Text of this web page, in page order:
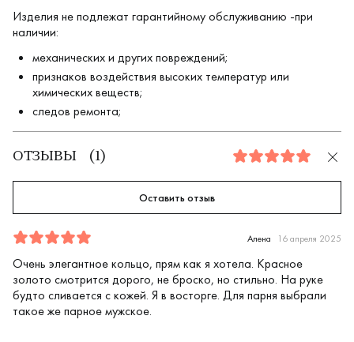
Изделия не подлежат гарантийному обслуживанию -при
наличии:
механических и других повреждений;
признаков воздействия высоких температур или
химических веществ;
следов ремонта;
ОТЗЫВЫ ( 1) 5.0
Оставить отзыв
Отзыв
1
5.0
5 Алена 16 апреля 2025
Очень элегантное кольцо, прям как я хотела. Красное
золото смотрится дорого, не броско, но стильно. На руке
будто сливается с кожей. Я в восторге. Для парня выбрали
такое же парное мужское.